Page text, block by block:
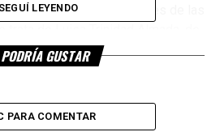
informaron las identidades de las
Durán, de 54.
en el domicilio de la familia
945, tras recibir un llamado a la
LEYENDO
GUSTAR
PARA COMENTAR